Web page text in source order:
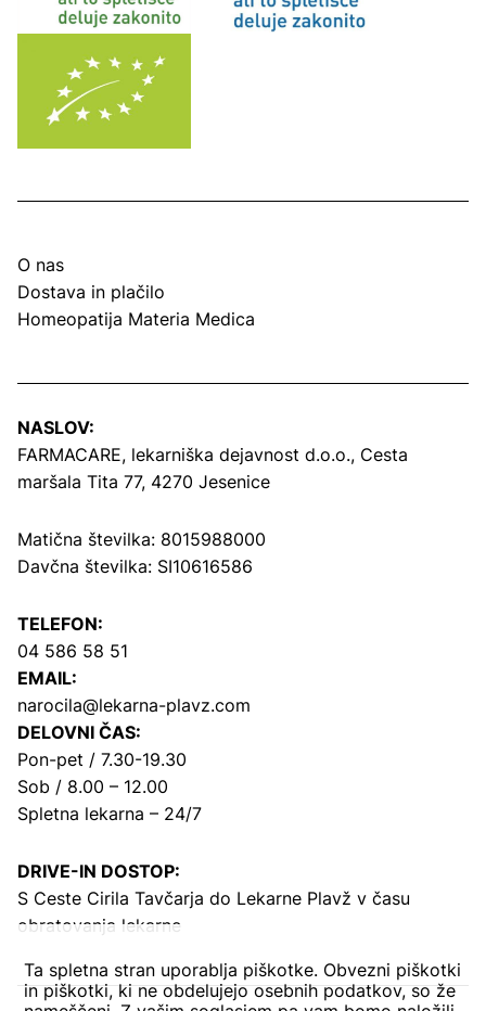
O nas
Dostava in plačilo
Homeopatija Materia Medica
NASLOV:
FARMACARE, lekarniška dejavnost d.o.o., Cesta
maršala Tita 77, 4270 Jesenice
Matična številka: 8015988000
Davčna številka: SI10616586
TELEFON:
04 586 58 51
EMAIL:
narocila@lekarna-plavz.com
DELOVNI ČAS:
Pon-pet / 7.30-19.30
Sob / 8.00 – 12.00
Spletna lekarna – 24/7
DRIVE-IN DOSTOP:
S Ceste Cirila Tavčarja do Lekarne Plavž v času
obratovanja lekarne
Ta spletna stran uporablja piškotke. Obvezni piškotki
in piškotki, ki ne obdelujejo osebnih podatkov, so že